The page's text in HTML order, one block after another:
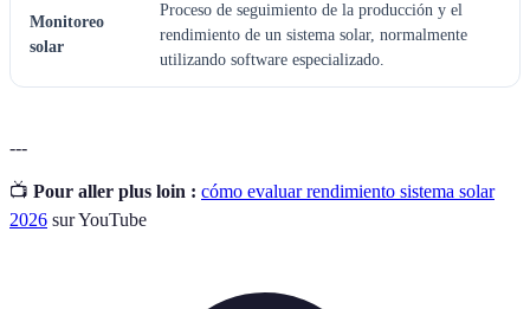
Monitoreo
solar
Proceso de seguimiento de la producción y el
rendimiento de un sistema solar, normalmente
utilizando software especializado.
---
📺 Pour aller plus loin : cómo evaluar rendimiento sistema solar
2026 sur YouTube